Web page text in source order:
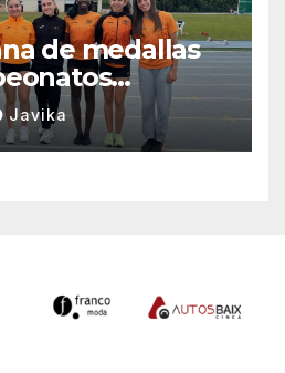
de medallas
14 y Sub-16
Javika